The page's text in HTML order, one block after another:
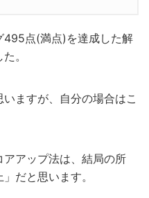
495点(満点)を達成した解
。
ますが、自分の場合はこ
アップ法は、結局の所
だと思います。